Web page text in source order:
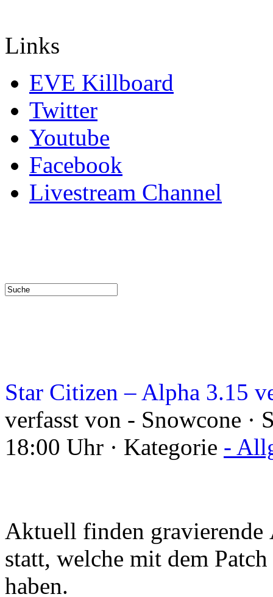
Links
EVE Killboard
Twitter
Youtube
Facebook
Livestream Channel
Star Citizen – Alpha 3.15
verfasst von - Snowcone ·
18:00 Uhr · Kategorie -
Aktuell finden
statt, welche mit dem
haben.